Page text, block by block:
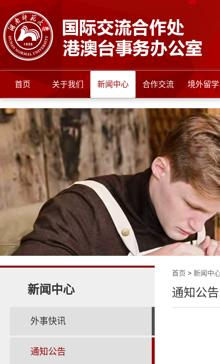
首页 关于我们 新闻中心 合作交流 境外留学
首页 > 新闻中
通知公告
新闻中心
外事快讯
通知公告